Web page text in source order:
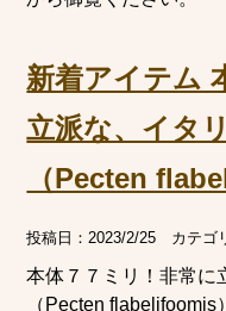
新着アイテム
立派な、イタ
（Pecten
投稿日：2023/2/25 カテゴ
本体７７ミリ！非常に
（Pecten